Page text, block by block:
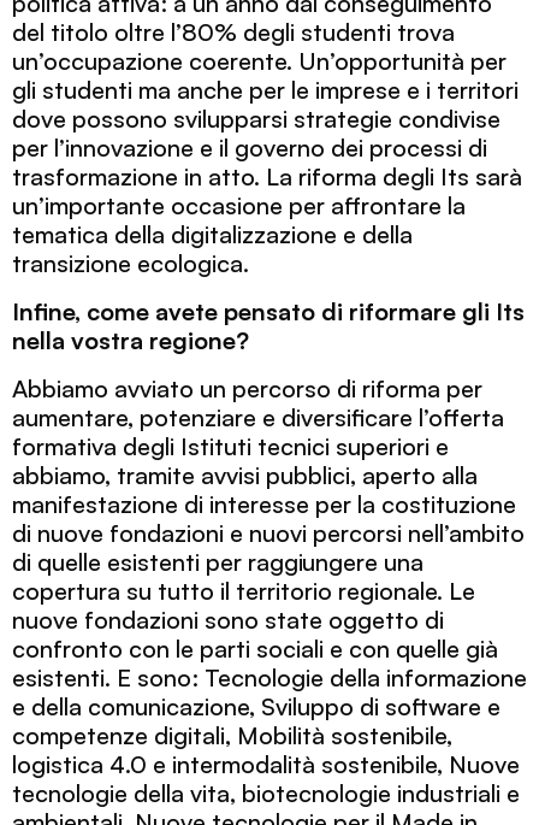
del titolo oltre l’80% degli studenti trova
un’occupazione coerente. Un’opportunità per
gli studenti ma anche per le imprese e i territori
dove possono svilupparsi strategie condivise
per l’innovazione e il governo dei processi di
trasformazione in atto. La riforma degli Its sarà
un’importante occasione per affrontare la
tematica della digitalizzazione e della
transizione ecologica.
Infine, come avete pensato di riformare gli Its
nella vostra regione?
Abbiamo avviato un percorso di riforma per
aumentare, potenziare e diversificare l’offerta
formativa degli Istituti tecnici superiori e
abbiamo, tramite avvisi pubblici, aperto alla
manifestazione di interesse per la costituzione
di nuove fondazioni e nuovi percorsi nell’ambito
di quelle esistenti per raggiungere una
copertura su tutto il territorio regionale. Le
nuove fondazioni sono state oggetto di
confronto con le parti sociali e con quelle già
esistenti. E sono: Tecnologie della informazione
e della comunicazione, Sviluppo di software e
competenze digitali, Mobilità sostenibile,
logistica 4.0 e intermodalità sostenibile, Nuove
tecnologie della vita, biotecnologie industriali e